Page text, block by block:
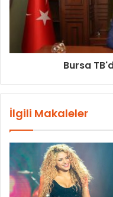
Bursa
İlgili Makaleler